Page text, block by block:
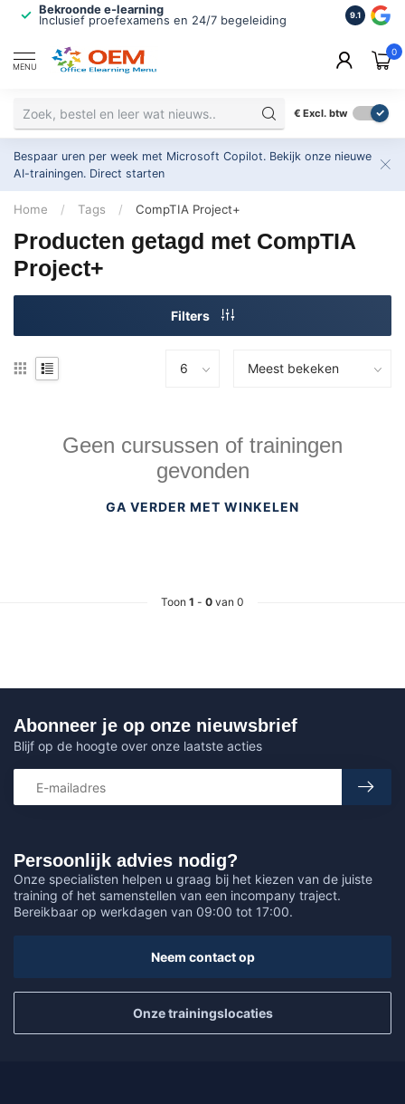
Bekroonde e-learning
Inclusief proefexamens en 24/7 begeleiding
ISO
2.500+
9.1
MENU
0
€ Excl. btw
Bespaar uren per week met Microsoft Copilot. Bekijk onze nieuwe
AI-trainingen. Direct starten
Home / Tags / CompTIA Project+
Producten getagd met CompTIA
Project+
Filters
Geen cursussen of trainingen
gevonden
GA VERDER MET WINKELEN
Toon 1 - 0 van 0
Persoonlijk advies nodig?
Onze specialisten helpen u graag bij het kiezen van de juiste
training of het samenstellen van een incompany traject.
Bereikbaar op werkdagen van 09:00 tot 17:00.
Neem contact op
Onze trainingslocaties
Abonneer je op onze nieuwsbrief
Blijf op de hoogte over onze laatste acties